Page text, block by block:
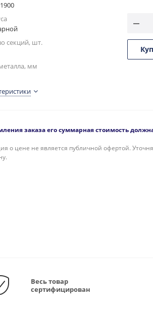
секций, шт.
мм
заказа его суммарная стоимость
о цене не является публичной офертой.
Весь товар
сертифицирован